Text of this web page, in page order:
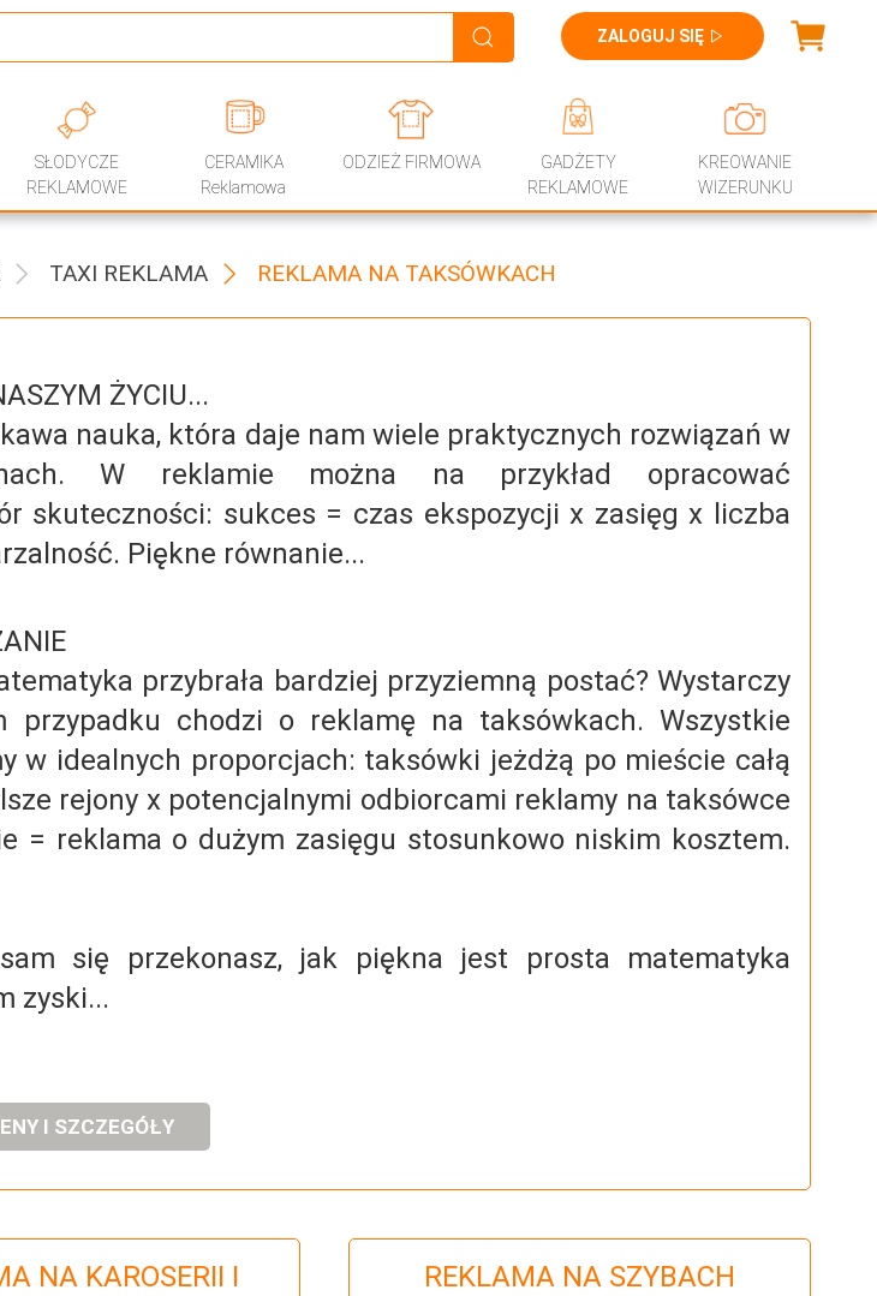
ZALOGUJ SIĘ
SŁODYCZE
REKLAMOWE
CERAMIKA
Reklamowa
ODZIEŻ FIRMOWA
GADŻETY
REKLAMOWE
KREOWANIE
WIZERUNKU
TAXI REKLAMA REKLAMA NA TAKSÓWKACH
ŻYCIU...
nauka, która daje nam wiele praktycznych rozwiązań w
W reklamie można na przykład opracować
skuteczności: sukces = czas ekspozycji x zasięg x liczba
Piękne równanie...
przybrała bardziej przyziemną postać? Wystarczy
przypadku chodzi o reklamę na taksówkach. Wszystkie
w idealnych proporcjach: taksówki jeżdżą po mieście całą
rejony x potencjalnymi odbiorcami reklamy na taksówce
= reklama o dużym zasięgu stosunkowo niskim kosztem.
się przekonasz, jak piękna jest prosta matematyka
zyski...
I SZCZEGÓŁY
NA KAROSERII I
REKLAMA NA SZYBACH